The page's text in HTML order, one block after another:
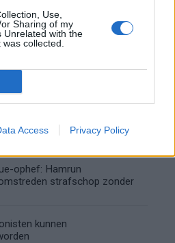
Use,
Sharing of my
Unrelated with the
collected.
Access Privacy Policy
vader: bijzonder nieuws in
kwijt tijdens open dag
met autocue
weten dan hun
ophef: Hamrun
strafschop zonder
kunnen